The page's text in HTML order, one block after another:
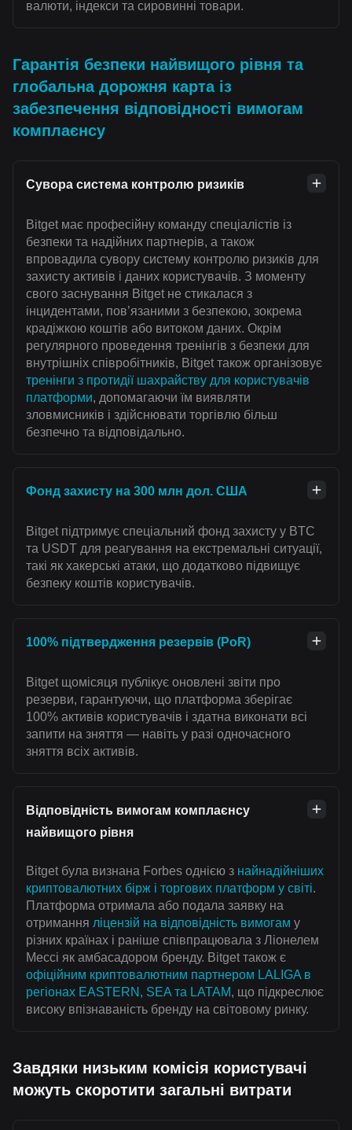
валюти, індекси та сировинні товари.
Гарантія безпеки найвищого рівня та
глобальна дорожня карта із
забезпечення відповідності вимогам
комплаєнсу
Сувора система контролю ризиків
Bitget має професійну команду спеціалістів із
безпеки та надійних партнерів, а також
впровадила сувору систему контролю ризиків для
захисту активів і даних користувачів. З моменту
свого заснування Bitget не стикалася з
інцидентами, пов’язаними з безпекою, зокрема
крадіжкою коштів або витоком даних. Окрім
регулярного проведення тренінгів з безпеки для
внутрішніх співробітників, Bitget також організовує
тренінги з протидії шахрайству для користувачів
платформи, допомагаючи їм виявляти
зловмисників і здійснювати торгівлю більш
безпечно та відповідально.
Фонд захисту на 300 млн дол. США
Bitget підтримує спеціальний фонд захисту у BTC
та USDT для реагування на екстремальні ситуації,
такі як хакерські атаки, що додатково підвищує
безпеку коштів користувачів.
100% підтвердження резервів (PoR)
Bitget щомісяця публікує оновлені звіти про
резерви, гарантуючи, що платформа зберігає
100% активів користувачів і здатна виконати всі
запити на зняття — навіть у разі одночасного
зняття всіх активів.
Відповідність вимогам комплаєнсу
найвищого рівня
Bitget була визнана Forbes однією з найнадійніших
криптовалютних бірж і торгових платформ у світі.
Платформа отримала або подала заявку на
отримання ліцензій на відповідність вимогам у
різних країнах і раніше співпрацювала з Ліонелем
Мессі як амбасадором бренду. Bitget також є
офіційним криптовалютним партнером LALIGA в
регіонах EASTERN, SEA та LATAM, що підкреслює
високу впізнаваність бренду на світовому ринку.
Завдяки низьким комісія користувачі
можуть скоротити загальні витрати